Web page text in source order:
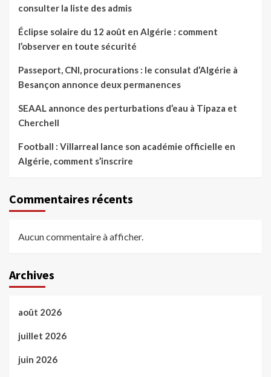
consulter la liste des admis
Éclipse solaire du 12 août en Algérie : comment
l’observer en toute sécurité
Passeport, CNI, procurations : le consulat d’Algérie à
Besançon annonce deux permanences
SEAAL annonce des perturbations d’eau à Tipaza et
Cherchell
Football : Villarreal lance son académie officielle en
Algérie, comment s’inscrire
Commentaires récents
Aucun commentaire à afficher.
Archives
août 2026
juillet 2026
juin 2026